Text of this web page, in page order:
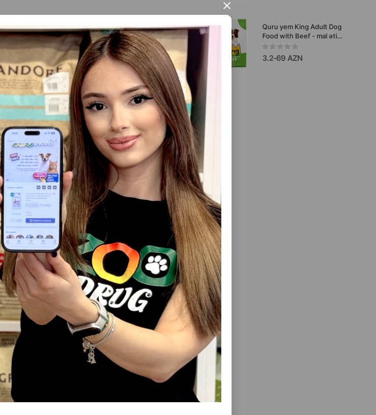
×
qram.
ağac tozu yoxdur.
kimi maye və artıq nəmi udur.
xas təbii antiseptik xüsusiyyətlərə malikdir.
Hamısını Gör
Quru yem King Adult Dog
Food with Beef - mal əti
ilə yetkin itlər üçün
gündəlik qidalanma və ev
heyvanının yaxşı
3.2-69 AZN